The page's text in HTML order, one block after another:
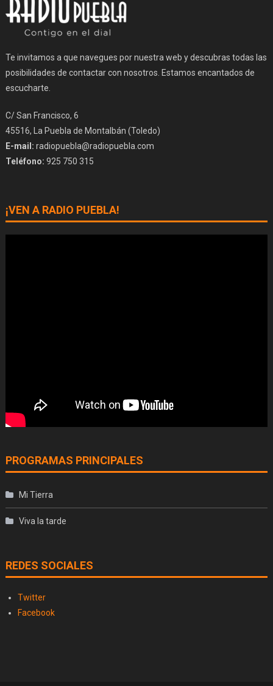
Te invitamos a que navegues por nuestra web y descubras todas las
posibilidades de contactar con nosotros. Estamos encantados de
escucharte.
C/ San Francisco, 6
45516, La Puebla de Montalbán (Toledo)
E-mail: radiopuebla@radiopuebla.com
Teléfono: 925 750 315
¡VEN A RADIO PUEBLA!
PROGRAMAS PRINCIPALES
Mi Tierra
Viva la tarde
REDES SOCIALES
Twitter
Facebook